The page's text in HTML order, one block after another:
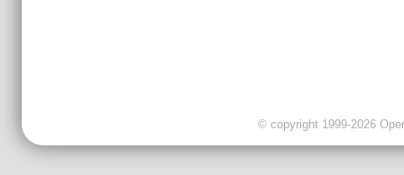
© copyright 1999-2026